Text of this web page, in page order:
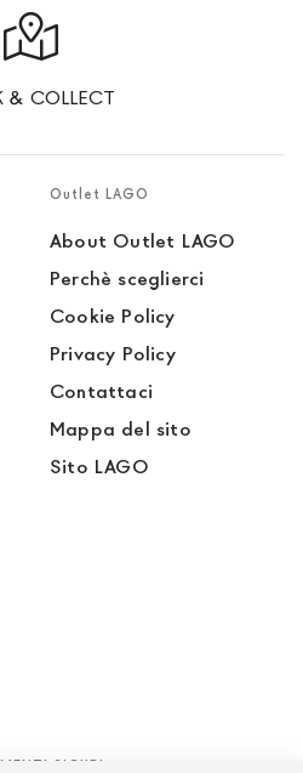
& COLLECT
Outlet LAGO
About Outlet LAGO
Perchè sceglierci
Cookie Policy
Privacy Policy
Contattaci
Mappa del sito
Sito LAGO
SICURI